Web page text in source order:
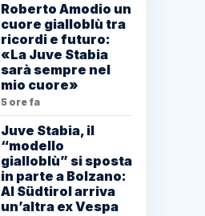
Roberto Amodio un
cuore gialloblù tra
ricordi e futuro:
«La Juve Stabia
sarà sempre nel
mio cuore»
5 ore fa
Juve Stabia, il
“modello
gialloblù” si sposta
in parte a Bolzano:
Al Südtirol arriva
un’altra ex Vespa